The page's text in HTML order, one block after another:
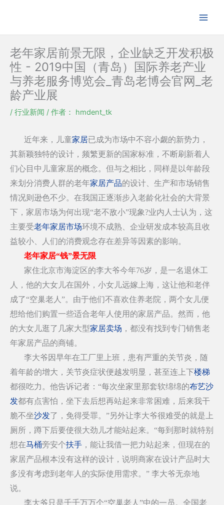
内
老年家居前景无限，企业缺乏开发积极
性 - 2019中国（青岛）国际养老产业
与养老服务博览会_青岛老博会官网_老
龄产业展
/ 行业新闻 / 作者： hmdent_tk
近年来，儿童家居已成为市场中不容小觑的新势力，
其新颖独特的设计，频繁更新的国家标准，不断刷新着人
们心目中儿童家居的概念。但与之相比，同样是以年龄段
来划分消费人群的老年家居产品的设计、生产和市场销售
情况则逊色不少。在我国正逐渐步入老龄化社会的大背景
下，家居市场为何出现“老不敌小”现象?业内人士认为，这
主要受老年家居市场环境不成熟、企业研发成本较高且收
益较小、人们的消费观念存在差异等因素的影响。
老年家居“钱”景无限
家住北京市海淀区的李大爷今年76岁，是一名退休工
人，他的大女儿在国外，小女儿远嫁上海，这让他和老伴
成了“空巢老人”。由于他们不喜欢住养老院，两个女儿便
想给他们购置一些适合老年人使用的家居产品。然而，他
的大女儿逛了几家大型家居卖场 ，都没有找到专门销售老
年家居产品的商铺。
李大爷因早年在工厂里上班，患有严重的关节炎，随
着年龄的增大，关节炎症状便越发明显，甚至连上下楼梯
都很吃力。他告诉记者：“每次坐家里那套软绵绵的布艺沙
发都有点害怕，坐下去后想再站起来非常困难，后来我干
脆不坐沙发了，免得受罪。”另外让李大爷很难受的就是上
厕所，蹲下后要使很大劲儿才能站起来。“每到那时就特别
想在马桶旁安个扶手 ，能让我借一把力站起来，但现在的
家居产品根本没有这样的设计，说明商家在设计产品时大
多没有考虑到老年人的实际使用需求。” 李大爷无奈地
说。
李大爷只是千千万万个“空巢老人”中的一员。全国老